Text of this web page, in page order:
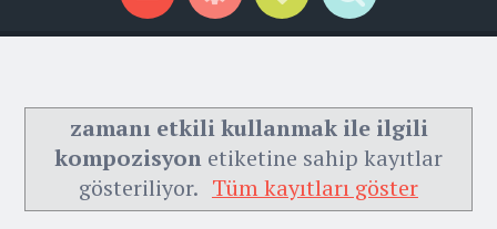
Menu WidgetsSocial Links
Search
zamanı etkili kullanmak ile ilgili
kompozisyon etiketine sahip kayıtlar
gösteriliyor. Tüm kayıtları göster